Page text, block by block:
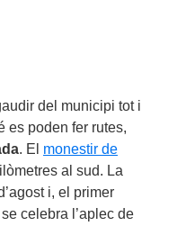
del municipi tot i
es poden fer rutes,
. El monestir de
al sud. La
i, el primer
celebra l’aplec de